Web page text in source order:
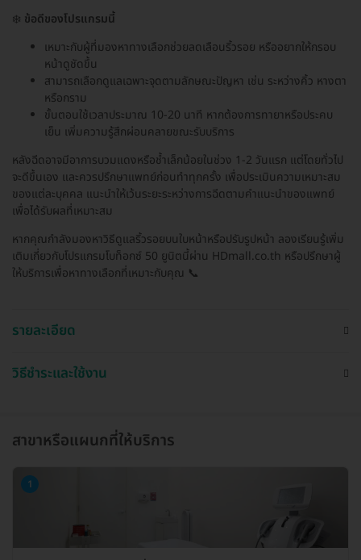
❄️ ข้อดีของโปรแกรมนี้
เหมาะกับผู้ที่มองหาทางเลือกช่วยลดเลือนริ้วรอย หรืออยากให้กรอบ
หน้าดูชัดขึ้น
สามารถเลือกดูแลเฉพาะจุดตามลักษณะปัญหา เช่น ระหว่างคิ้ว หางตา
หรือกราม
ขั้นตอนใช้เวลาประมาณ 10-20 นาที หากต้องการทายาหรือประคบ
เย็น เพิ่มความรู้สึกผ่อนคลายขณะรับบริการ
หลังฉีดอาจมีอาการบวมแดงหรือช้ำเล็กน้อยในช่วง 1-2 วันแรก แต่โดยทั่วไป
จะดีขึ้นเอง และควรปรึกษาแพทย์ก่อนทำทุกครั้ง เพื่อประเมินความเหมาะสม
ของแต่ละบุคคล แนะนำให้เว้นระยะระหว่างการฉีดตามคำแนะนำของแพทย์
เพื่อได้รับผลที่เหมาะสม
หากคุณกำลังมองหาวิธีดูแลริ้วรอยบนใบหน้าหรือปรับรูปหน้า ลองเรียนรู้เพิ่ม
เติมเกี่ยวกับโปรแกรมโบท็อกซ์ 50 ยูนิตนี้ผ่าน HDmall.co.th หรือปรึกษาผู้
ให้บริการเพื่อหาทางเลือกที่เหมาะกับคุณ 📞
รายละเอียด
วิธีชำระและใช้งาน
สาขาหรือแผนกที่ให้บริการ
1